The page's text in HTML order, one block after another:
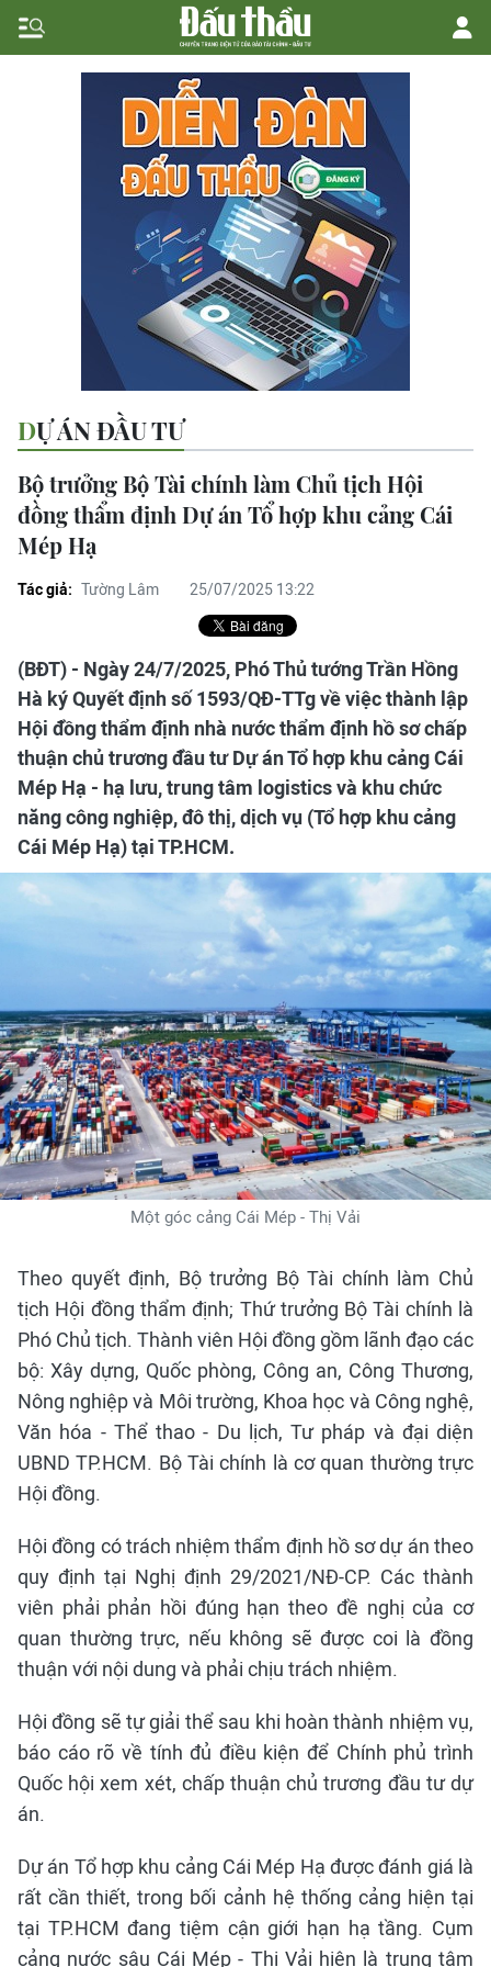
DỰ ÁN ĐẦU TƯ
Bộ trưởng Bộ Tài chính làm Chủ tịch Hội
đồng thẩm định Dự án Tổ hợp khu cảng Cái
Mép Hạ
Tác giả: Tường Lâm 25/07/2025 13:22
(BĐT) - Ngày 24/7/2025, Phó Thủ tướng Trần Hồng
Hà ký Quyết định số 1593/QĐ-TTg về việc thành lập
Hội đồng thẩm định nhà nước thẩm định hồ sơ chấp
thuận chủ trương đầu tư Dự án Tổ hợp khu cảng Cái
Mép Hạ - hạ lưu, trung tâm logistics và khu chức
năng công nghiệp, đô thị, dịch vụ (Tổ hợp khu cảng
Cái Mép Hạ) tại TP.HCM.
Một góc cảng Cái Mép - Thị Vải
Theo quyết định, Bộ trưởng Bộ Tài chính làm Chủ
tịch Hội đồng thẩm định; Thứ trưởng Bộ Tài chính là
Phó Chủ tịch. Thành viên Hội đồng gồm lãnh đạo các
bộ: Xây dựng, Quốc phòng, Công an, Công Thương,
Nông nghiệp và Môi trường, Khoa học và Công nghệ,
Văn hóa - Thể thao - Du lịch, Tư pháp và đại diện
UBND TP.HCM. Bộ Tài chính là cơ quan thường trực
Hội đồng.
Hội đồng có trách nhiệm thẩm định hồ sơ dự án theo
quy định tại Nghị định 29/2021/NĐ-CP. Các thành
viên phải phản hồi đúng hạn theo đề nghị của cơ
quan thường trực, nếu không sẽ được coi là đồng
thuận với nội dung và phải chịu trách nhiệm.
Hội đồng sẽ tự giải thể sau khi hoàn thành nhiệm vụ,
báo cáo rõ về tính đủ điều kiện để Chính phủ trình
Quốc hội xem xét, chấp thuận chủ trương đầu tư dự
án.
Dự án Tổ hợp khu cảng Cái Mép Hạ được đánh giá là
rất cần thiết, trong bối cảnh hệ thống cảng hiện tại
tại TP.HCM đang tiệm cận giới hạn hạ tầng. Cụm
cảng nước sâu Cái Mép - Thị Vải hiện là trung tâm